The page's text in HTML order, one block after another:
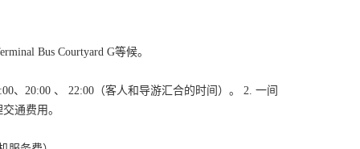
Bus Courtyard G等候。
、20:00 、 22:00（客人和导游汇合的时间）。 2. 一间
通费用。